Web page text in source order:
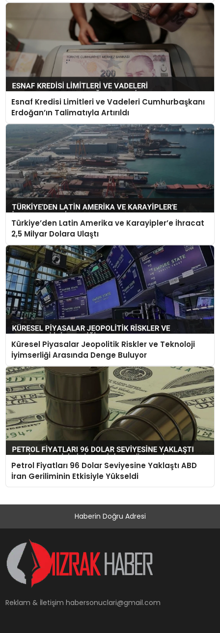
Esnaf Kredisi Limitleri ve Vadeleri Cumhurbaşkanı
Erdoğan’ın Talimatıyla Artırıldı
Türkiye’den Latin Amerika ve Karayipler’e İhracat
2,5 Milyar Dolara Ulaştı
Küresel Piyasalar Jeopolitik Riskler ve Teknoloji
İyimserliği Arasında Denge Buluyor
Petrol Fiyatları 96 Dolar Seviyesine Yaklaştı ABD
İran Geriliminin Etkisiyle Yükseldi
Haberin Doğru Adresi
Reklam & İletişimhabersonuclari@gmail.com